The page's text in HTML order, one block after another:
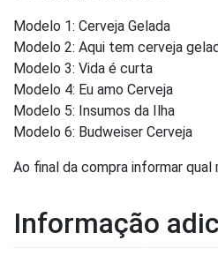
Modelo 1: Cerveja Gelada
Modelo 2: Aqui tem cerveja
Modelo 3: Vida é curta
Modelo 4: Eu amo Cerveja
Modelo 5: Insumos da Ilha
Modelo 6: Budweiser Cerveja
Ao final da compra informar qual
Informação